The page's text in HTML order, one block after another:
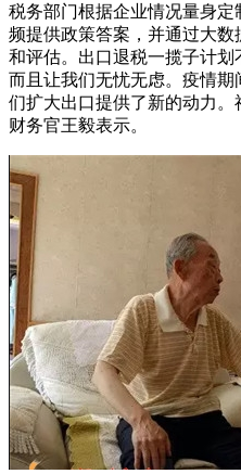
税务部门根据企业情况量身
频提供政策答案，并通过大
和评估。出口退税一揽子计划
而且让我们无忧无虑。疫情
们扩大出口提供了新的动力
财务官王毅表示。